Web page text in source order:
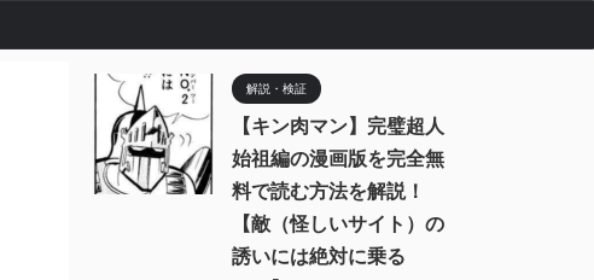
解説・検証
【キン肉マン】完璧超人
始祖編の漫画版を完全無
料で読む方法を解説！
【敵（怪しいサイト）の
誘いには絶対に乗る